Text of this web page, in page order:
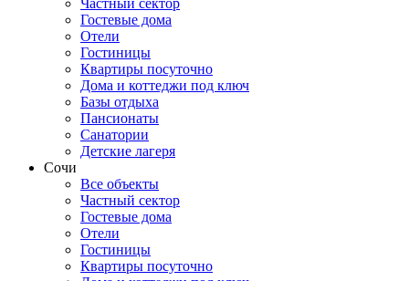
Частный сектор
Гостевые дома
Отели
Гостиницы
Квартиры посуточно
Дома и коттеджи под ключ
Базы отдыха
Пансионаты
Санатории
Детские лагеря
Сочи
Все объекты
Частный сектор
Гостевые дома
Отели
Гостиницы
Квартиры посуточно